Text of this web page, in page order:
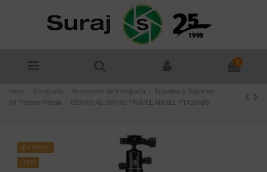
0
Inicio Fotografía Accesorios de Fotografía
Trípodes y Soportes
Kit Trípode-Rótula
BENRO ALUMINIO TRAVEL ANGEL FTA18AB0
¡En oferta!
-15%